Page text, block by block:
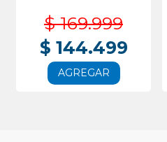
$ 169.999
$ 144.499
AGREGAR